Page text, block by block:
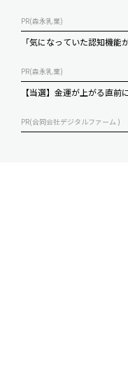
PR(森永乳業)
「気になっていた認知機
PR(森永乳業)
【当選】金運が上がる直前
PR(合同会社デジタルファーム )